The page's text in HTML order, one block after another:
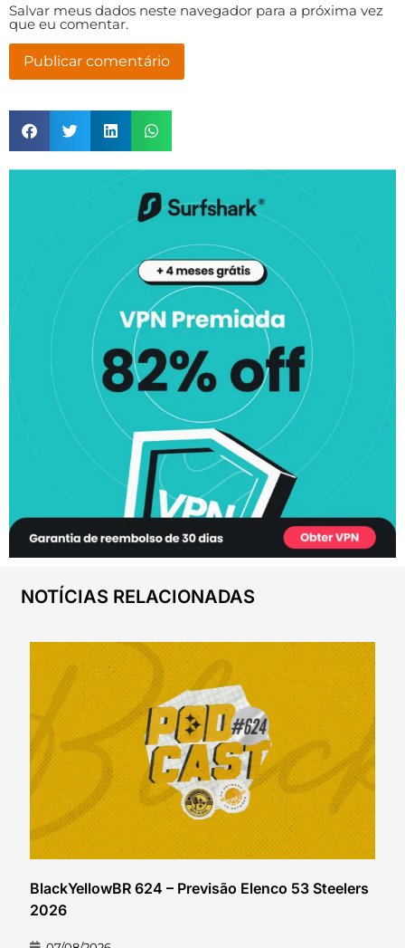
Salvar meus dados neste navegador para a próxima vez
que eu comentar.
NOTÍCIAS RELACIONADAS
BlackYellowBR 624 – Previsão Elenco 53 Steelers
2026